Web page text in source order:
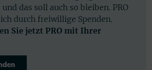
das soll auch so bleiben. PRO
durch freiwillige Spenden.
Sie jetzt PRO mit Ihrer